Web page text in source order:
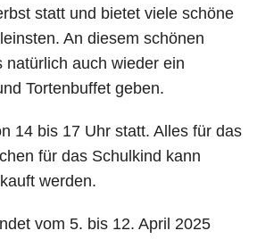
statt und bietet viele schöne
An diesem schönen
natürlich auch wieder ein
Tortenbuffet geben.
14 bis 17 Uhr statt. Alles für das
für das Schulkind kann
werden.
vom 5. bis 12. April 2025